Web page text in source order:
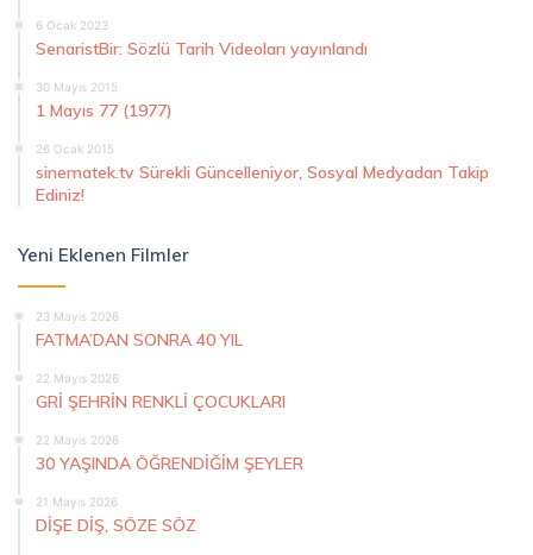
6 Ocak 2023
SenaristBir: Sözlü Tarih Videoları yayınlandı
30 Mayıs 2015
1 Mayıs 77 (1977)
26 Ocak 2015
sinematek.tv Sürekli Güncelleniyor, Sosyal Medyadan Takip
Ediniz!
Yeni Eklenen Filmler
23 Mayıs 2026
FATMA’DAN SONRA 40 YIL
22 Mayıs 2026
GRİ ŞEHRİN RENKLİ ÇOCUKLARI
22 Mayıs 2026
30 YAŞINDA ÖĞRENDİĞİM ŞEYLER
21 Mayıs 2026
DİŞE DİŞ, SÖZE SÖZ